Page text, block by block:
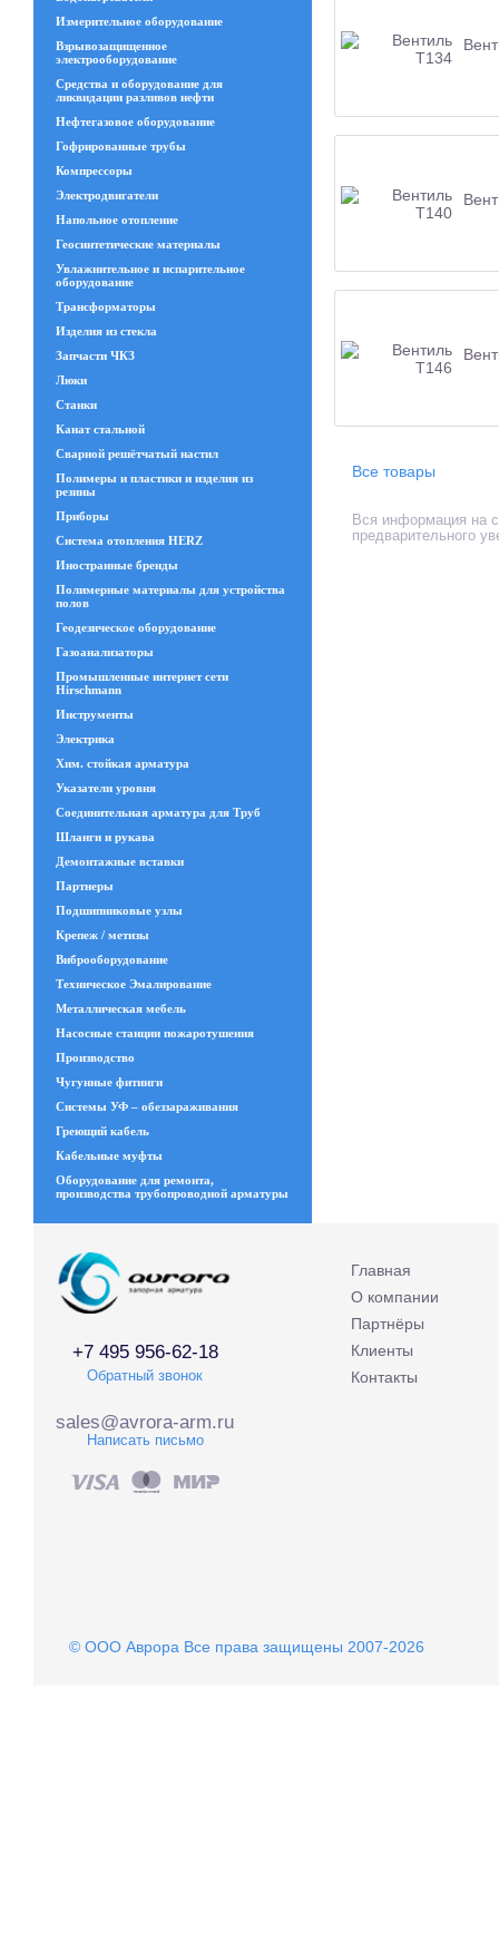
Измерительное оборудование
Взрывозащищенное
электрооборудование
Средства и оборудование для
ликвидации разливов нефти
Нефтегазовое оборудование
Гофрированные трубы
Компрессоры
Электродвигатели
Напольное отопление
Геосинтетические материалы
Увлажнительное и испарительное
оборудование
Трансформаторы
Изделия из стекла
Запчасти ЧКЗ
Люки
Станки
Канат стальной
Сварной решётчатый настил
Полимеры и пластики и изделия из
резины
Приборы
Система отопления HERZ
Иностранные бренды
Полимерные материалы для устройства
полов
Геодезическое оборудование
Газоанализаторы
Промышленные интернет сети
Hirschmann
Инструменты
Электрика
Хим. стойкая арматура
Указатели уровня
Соединительная арматура для Труб
Шланги и рукава
Демонтажные вставки
Партнеры
Подшипниковые узлы
Крепеж / метизы
Виброоборудование
Техническое Эмалирование
Металлическая мебель
Насосные станции пожаротушения
Производство
Чугунные фитинги
Системы УФ – обеззараживания
Греющий кабель
Кабельные муфты
Оборудование для ремонта,
производства трубопроводной арматуры
Все товары
Вся информация на
предварительного
+7 495 956-62-18
Обратный звонок
sales@avrora-arm.ru
Написать письмо
Главная
О компании
Партнёры
Клиенты
Контакты
© OOO Аврора Все права защищены 2007-2026